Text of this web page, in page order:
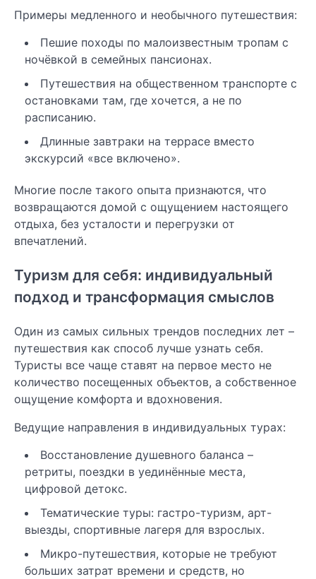
Примеры медленного и необычного путешествия:
Пешие походы по малоизвестным тропам с
ночёвкой в семейных пансионах.
Путешествия на общественном транспорте с
остановками там, где хочется, а не по
расписанию.
Длинные завтраки на террасе вместо
экскурсий «все включено».
Многие после такого опыта признаются, что
возвращаются домой с ощущением настоящего
отдыха, без усталости и перегрузки от
впечатлений.
Туризм для себя: индивидуальный
подход и трансформация смыслов
Один из самых сильных трендов последних лет –
путешествия как способ лучше узнать себя.
Туристы все чаще ставят на первое место не
количество посещенных объектов, а собственное
ощущение комфорта и вдохновения.
Ведущие направления в индивидуальных турах:
Восстановление душевного баланса –
ретриты, поездки в уединённые места,
цифровой детокс.
Тематические туры: гастро-туризм, арт-
выезды, спортивные лагеря для взрослых.
Микро-путешествия, которые не требуют
больших затрат времени и средств, но